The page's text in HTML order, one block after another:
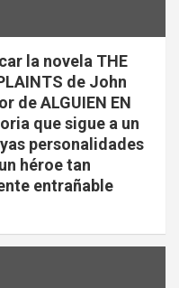
la novela THE
de John
de ALGUIEN EN
que sigue a un
personalidades
héroe tan
entrañable